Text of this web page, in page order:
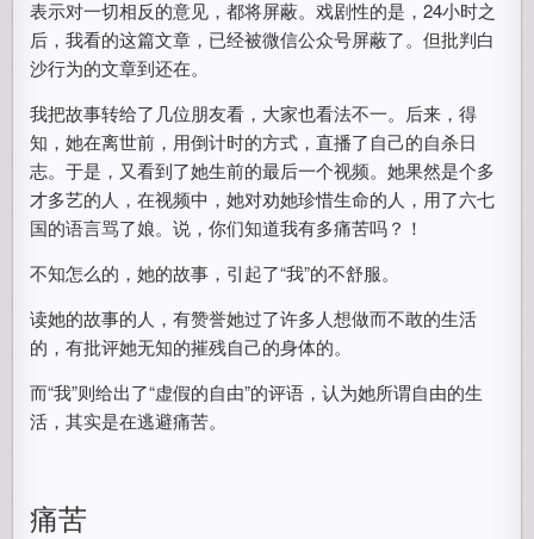
表示对一切相反的意见，都将屏蔽。戏剧性的是，24小时之
后，我看的这篇文章，已经被微信公众号屏蔽了。但批判白
沙行为的文章到还在。
我把故事转给了几位朋友看，大家也看法不一。后来，得
知，她在离世前，用倒计时的方式，直播了自己的自杀日
志。于是，又看到了她生前的最后一个视频。她果然是个多
才多艺的人，在视频中，她对劝她珍惜生命的人，用了六七
国的语言骂了娘。说，你们知道我有多痛苦吗？！
不知怎么的，她的故事，引起了“我”的不舒服。
读她的故事的人，有赞誉她过了许多人想做而不敢的生活
的，有批评她无知的摧残自己的身体的。
而“我”则给出了“虚假的自由”的评语，认为她所谓自由的生
活，其实是在逃避痛苦。
痛苦